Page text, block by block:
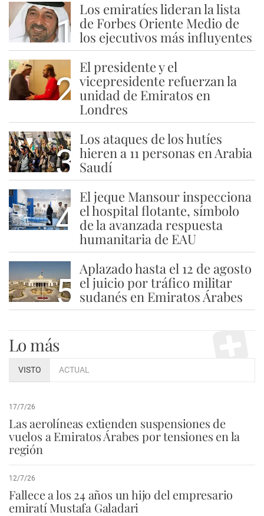
1
Los emiratíes lideran la lista
de Forbes Oriente Medio de
los ejecutivos más influyentes
2
El presidente y el
vicepresidente refuerzan la
unidad de Emiratos en
Londres
3
Los ataques de los hutíes
hieren a 11 personas en Arabia
Saudí
4
El jeque Mansour inspecciona
el hospital flotante, símbolo
de la avanzada respuesta
humanitaria de EAU
5
Aplazado hasta el 12 de agosto
el juicio por tráfico militar
sudanés en Emiratos Árabes
Lo más
VISTO ACTUAL
17/7/26
Las aerolíneas extienden suspensiones de
vuelos a Emiratos Árabes por tensiones en la
región
12/7/26
Fallece a los 24 años un hijo del empresario
emiratí Mustafa Galadari